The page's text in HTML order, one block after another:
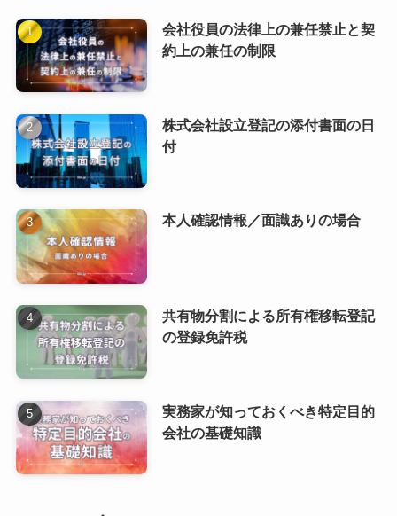
会社役員の法律上の兼任禁止と契
約上の兼任の制限
株式会社設立登記の添付書面の日
付
本人確認情報／面識ありの場合
共有物分割による所有権移転登記
の登録免許税
実務家が知っておくべき特定目的
会社の基礎知識